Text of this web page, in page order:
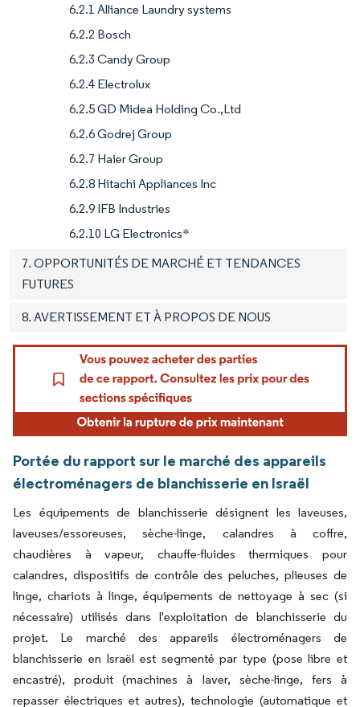
6.2.1 Alliance Laundry systems
6.2.2 Bosch
6.2.3 Candy Group
6.2.4 Electrolux
6.2.5 GD Midea Holding Co.,Ltd
6.2.6 Godrej Group
6.2.7 Haier Group
6.2.8 Hitachi Appliances Inc
6.2.9 IFB Industries
6.2.10 LG Electronics*
7. OPPORTUNITÉS DE MARCHÉ ET TENDANCES
FUTURES
8. AVERTISSEMENT ET À PROPOS DE NOUS
Portée du rapport sur le marché des appareils
électroménagers de blanchisserie en Israël
Les équipements de blanchisserie désignent les laveuses,
laveuses/essoreuses, sèche-linge, calandres à coffre,
chaudières à vapeur, chauffe-fluides thermiques pour
calandres, dispositifs de contrôle des peluches, plieuses de
linge, chariots à linge, équipements de nettoyage à sec (si
nécessaire) utilisés dans l'exploitation de blanchisserie du
projet. Le marché des appareils électroménagers de
blanchisserie en Israël est segmenté par type (pose libre et
encastré), produit (machines à laver, sèche-linge, fers à
repasser électriques et autres), technologie (automatique et